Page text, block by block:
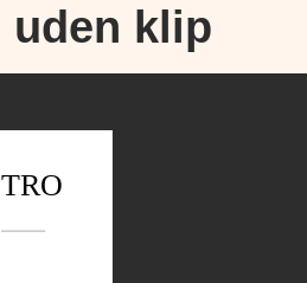
uden klip